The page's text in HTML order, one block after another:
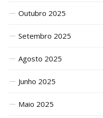
Outubro 2025
Setembro 2025
Agosto 2025
Junho 2025
Maio 2025